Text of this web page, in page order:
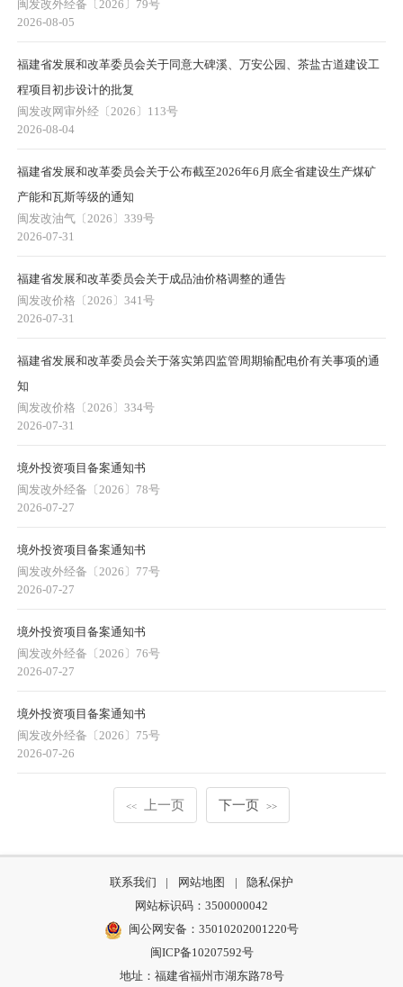
闽发改外经备〔2026〕79号
2026-08-05
福建省发展和改革委员会关于同意大碑溪、万安公园、茶盐古道建设工
程项目初步设计的批复
闽发改网审外经〔2026〕113号
2026-08-04
福建省发展和改革委员会关于公布截至2026年6月底全省建设生产煤矿
产能和瓦斯等级的通知
闽发改油气〔2026〕339号
2026-07-31
福建省发展和改革委员会关于成品油价格调整的通告
闽发改价格〔2026〕341号
2026-07-31
福建省发展和改革委员会关于落实第四监管周期输配电价有关事项的通
知
闽发改价格〔2026〕334号
2026-07-31
境外投资项目备案通知书
闽发改外经备〔2026〕78号
2026-07-27
境外投资项目备案通知书
闽发改外经备〔2026〕77号
2026-07-27
境外投资项目备案通知书
闽发改外经备〔2026〕76号
2026-07-27
境外投资项目备案通知书
闽发改外经备〔2026〕75号
2026-07-26
<< 上一页 下一页 >>
联系我们 | 网站地图 |
隐私保护
网站标识码：3500000042
闽公网安备：35010202001220号
闽ICP备10207592号
地址：福建省福州市湖东路78号